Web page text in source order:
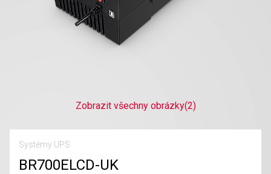
Zobrazit všechny obrázky(2)
Systémy UPS
BR700ELCD-UK